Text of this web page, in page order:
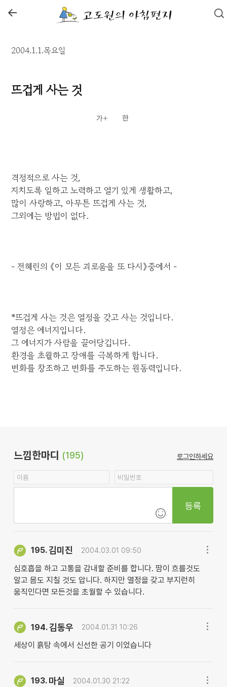
←
2004.1.1.목요일
뜨겁게 사는 것
격정적으로 사는 것,
지치도록 일하고 노력하고 열기 있게 생활하고,
많이 사랑하고, 아무튼 뜨겁게 사는 것,
그외에는 방법이 없다.
- 전혜린의 《이 모든 괴로움을 또 다시》중에서 -
*뜨겁게 사는 것은 열정을 갖고 사는 것입니다.
열정은 에너지입니다.
그 에너지가 사람을 끌어당깁니다.
환경을 초월하고 장애를 극복하게 합니다.
변화를 창조하고 변화를 주도하는 원동력입니다.
느낌한마디 (195) 로그인하세요
등록
195.김미진 2004.03.01 09:50
심호흡을 하고 고통을 감내할 준비를 합니다. 땀이 흐를것도
알고 몸도 지칠 것도 압니다. 하지만 열정을 갖고 부지런히
움직인다면 모든것을 초월할 수 있습니다.
194.김동우 2004.01.31 10:26
세상이 흙탕 속에서 신선한 공기 이었습니다
193. 마실 2004.01.30 21:22